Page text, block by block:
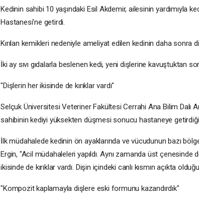
Kedinin sahibi 10 yaşındaki Esil Akdemir, ailesinin yardımıyla
Hastanesi'ne getirdi.
Kırılan kemikleri nedeniyle ameliyat edilen kedinin daha sonra
İki ay sıvı gıdalarla beslenen kedi, yeni dişlerine kavuştuktan
"Dişlerin her ikisinde de kırıklar vardı"
Selçuk Üniversitesi Veteriner Fakültesi Cerrahi Ana Bilim Dalı
sahibinin kediyi yüksekten düşmesi sonucu hastaneye
İlk müdahalede kedinin ön ayaklarında ve vücudunun bazı
Ergin, "Acil müdahaleleri yapıldı. Aynı zamanda üst
ikisinde de kırıklar vardı. Dişin içindeki canlı kısmın açıkta
"Kompozit kaplamayla dişlere eski formunu kazandırdık"